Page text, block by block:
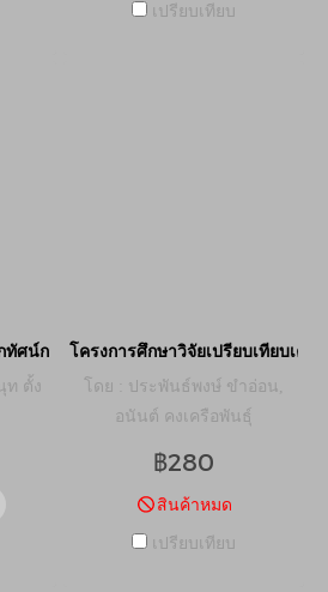
เปรียบเทียบ
ศน์การเมืองไทยเพื่อสร้างประชาธิปไตย
ท ตั้ง
โครงการศึกษาวิจัยเปรียบเทียบเ
โดย : ประพันธ์พงษ์ ขำอ่อน,
อนันต์ คงเครือพันธุ์
฿280
สินค้าหมด
เปรียบเทียบ